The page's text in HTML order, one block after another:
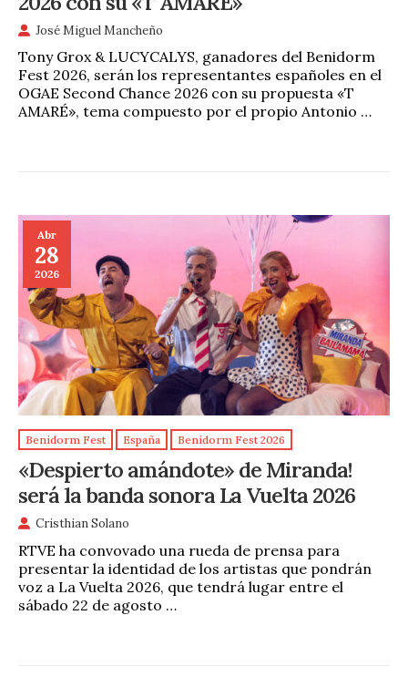
José Miguel Mancheño
Tony Grox & LUCYCALYS, ganadores del Benidorm
Fest 2026, serán los representantes españoles en el
OGAE Second Chance 2026 con su propuesta «T
AMARÉ», tema compuesto por el propio Antonio …
Abr
28
2026
Benidorm Fest España Benidorm Fest 2026
«Despierto amándote» de Miranda!
será la banda sonora La Vuelta 2026
Cristhian Solano
RTVE ha convovado una rueda de prensa para
presentar la identidad de los artistas que pondrán
voz a La Vuelta 2026, que tendrá lugar entre el
sábado 22 de agosto …